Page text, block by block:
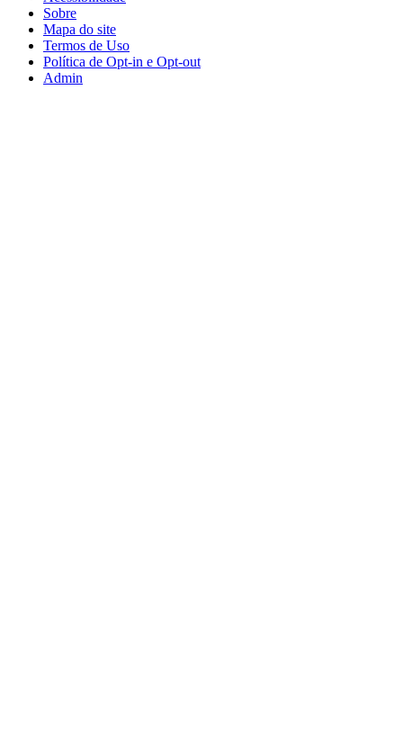
Sobre
Mapa do site
Termos de Uso
Política de Opt-in e Opt-out
Admin